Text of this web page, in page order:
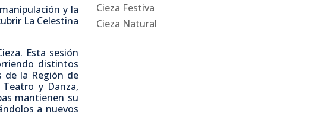
y la
La Celestina
Esta sesión
distintos
de la Región de
y Danza,
mantienen su
a nuevos
Cieza Festiva
Cieza Natural